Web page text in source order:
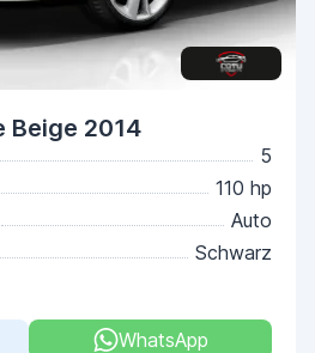
Beige 2014
5
110 hp
Auto
Schwarz
WhatsApp